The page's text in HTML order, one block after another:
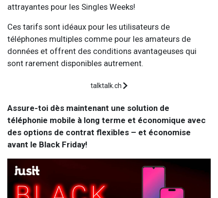
attrayantes pour les Singles Weeks!
Ces tarifs sont idéaux pour les utilisateurs de
téléphones multiples comme pour les amateurs de
données et offrent des conditions avantageuses qui
sont rarement disponibles autrement.
talktalk.ch
Assure-toi dès maintenant une solution de
téléphonie mobile à long terme et économique avec
des options de contrat flexibles – et économise
avant le Black Friday!